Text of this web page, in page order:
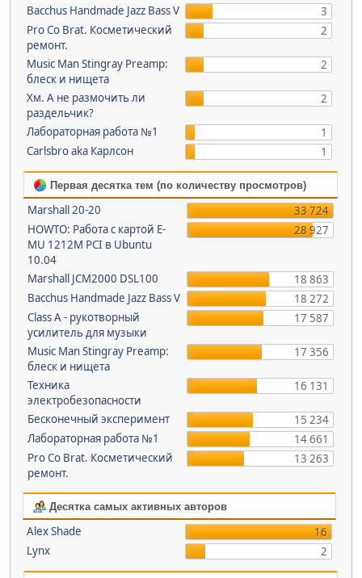
Bacchus Handmade Jazz Bass V
3
Pro Co Brat. Косметический
ремонт.
2
Music Man Stingray Preamp:
блеск и нищета
2
Хм. А не размочить ли
раздельчик?
2
Лабораторная работа №1
1
Carlsbro aka Карлсон
1
Первая десятка тем (по количеству просмотров)
Marshall 20-20
33 724
HOWTO: Работа с картой E-
MU 1212M PCI в Ubuntu
10.04
28 927
Marshall JCM2000 DSL100
18 863
Bacchus Handmade Jazz Bass V
18 272
Class A - рукотворный
усилитель для музыки
17 587
Music Man Stingray Preamp:
блеск и нищета
17 356
Техника
электробезопасности
16 131
Бесконечный эксперимент
15 234
Лабораторная работа №1
14 661
Pro Co Brat. Косметический
ремонт.
13 263
Десятка самых активных авторов
Alex Shade
16
Lynx
2